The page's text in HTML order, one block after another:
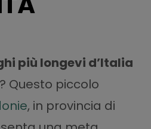
più longevi d’Italia
? Questo piccolo
, in provincia di